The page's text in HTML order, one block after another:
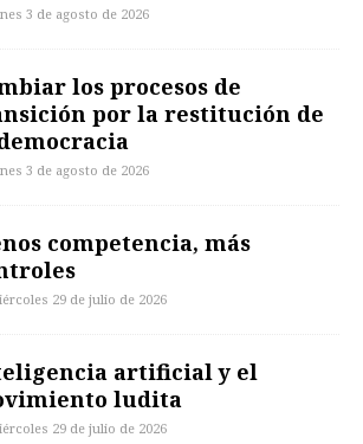
3 de agosto de 2026
los procesos de
por la restitución de
3 de agosto de 2026
competencia, más
29 de julio de 2026
artificial y el
ludita
29 de julio de 2026